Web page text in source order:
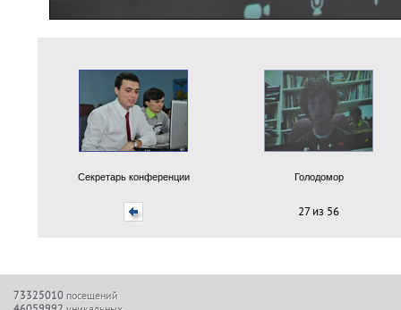
Секретарь конференции Голодомор
27 из 56
73325010 посещений